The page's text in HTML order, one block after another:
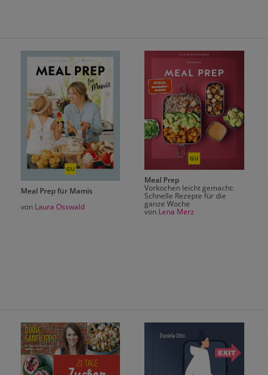
Meal Prep für Mamis
von Laura Osswald
Meal Prep
Vorkochen leicht gemacht:
Schnelle Rezepte für die
ganze Woche
von Lena Merz